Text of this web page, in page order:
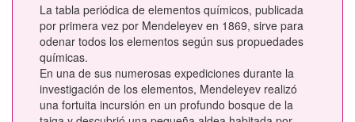
La tabla periódica de elementos químicos, publicada
por primera vez por Mendeleyev en 1869, sirve para
odenar todos los elementos según sus propuedades
químicas.
En una de sus numerosas expediciones durante la
investigación de los elementos, Mendeleyev realizó
una fortuita incursión en un profundo bosque de la